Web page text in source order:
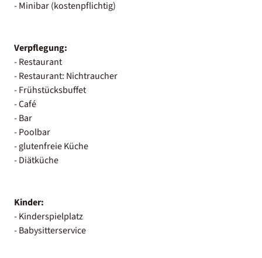
- Minibar (kostenpflichtig)
Verpflegung:
- Restaurant
- Restaurant: Nichtraucher
- Frühstücksbuffet
- Café
- Bar
- Poolbar
- glutenfreie Küche
- Diätküche
Kinder:
- Kinderspielplatz
- Babysitterservice